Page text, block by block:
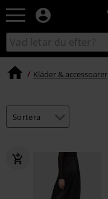
Sök
i
Kläder & accessoarer